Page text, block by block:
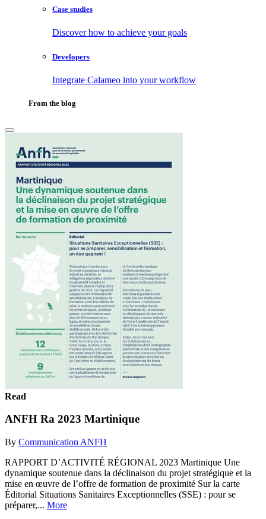
Case studies
Discover how to achieve your goals
Developers
Integrate Calameo into your workflow
From the blog
Read
ANFH Ra 2023 Martinique
By Communication ANFH
RAPPORT D’ACTIVITÉ RÉGIONAL 2023 Martinique Une
dynamique soutenue dans la déclinaison du projet stratégique et la
mise en œuvre de l’offre de formation de proximité Sur la carte
Éditorial Situations Sanitaires Exceptionnelles (SSE) : pour se
préparer,... More